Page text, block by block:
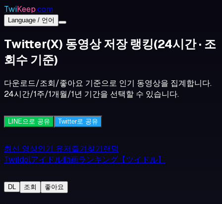
TwiKeep.com
Language / 언어
Twitter(X) 동영상 저장 랭킹(24시간 · 조
회수 기준)
다운로드/조회/좋아요 기준으로 인기 동영상을 집계합니다.
24시간/1주/1개월/1년 기간을 선택할 수 있습니다.
LINE으로 공유 Twitter로 공유
최신 영상인기 유저즐겨찾기랜덤
TwiIdolアイドル動画ランキング【ツイドル】
DL 조회 좋아요